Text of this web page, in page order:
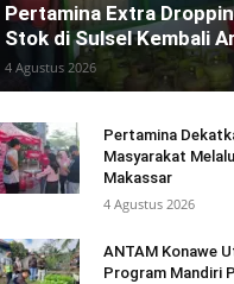
Pertamina Extra
Stok di Sulsel Kembali
4 Agustus 2026
Pertamina
Masyarakat
Makassar
4 Agustus 2026
ANTAM Konawe
Program Mandiri